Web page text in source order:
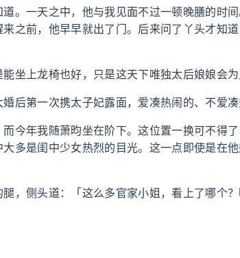
。一天之中，他与我见面不过一顿晚膳的时
之前，他早早就出了门。后来问了丫头才知
坐上龙椅也好，只是这天下唯独太后娘娘会为
后第一次携太子妃露面，爱凑热闹的、不爱凑
今年我随萧昀坐在阶下。这位置一换可不得
多是闺中少女热烈的目光。这一点即使是在
，侧头道：「这么多官家小姐，看上了哪个